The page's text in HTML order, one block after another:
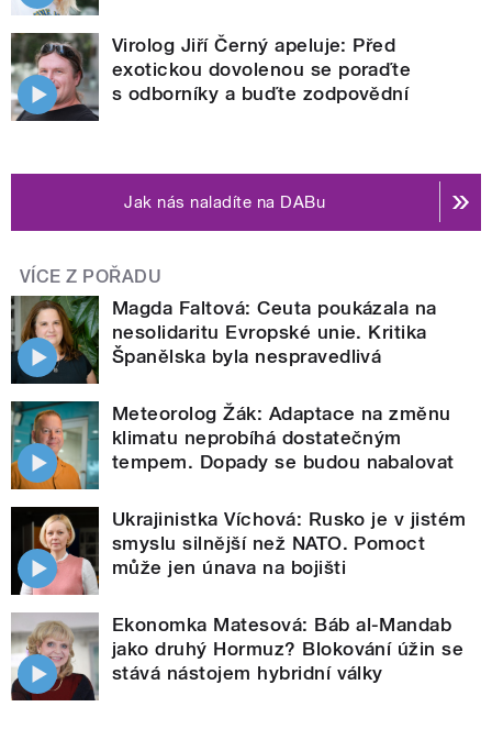
Virolog Jiří Černý apeluje: Před
exotickou dovolenou se poraďte
s odborníky a buďte zodpovědní
Jak nás naladíte na DABu
VÍCE Z POŘADU
Magda Faltová: Ceuta poukázala na
nesolidaritu Evropské unie. Kritika
Španělska byla nespravedlivá
Meteorolog Žák: Adaptace na změnu
klimatu neprobíhá dostatečným
tempem. Dopady se budou nabalovat
Ukrajinistka Víchová: Rusko je v jistém
smyslu silnější než NATO. Pomoct
může jen únava na bojišti
Ekonomka Matesová: Báb al-Mandab
jako druhý Hormuz? Blokování úžin se
stává nástojem hybridní války